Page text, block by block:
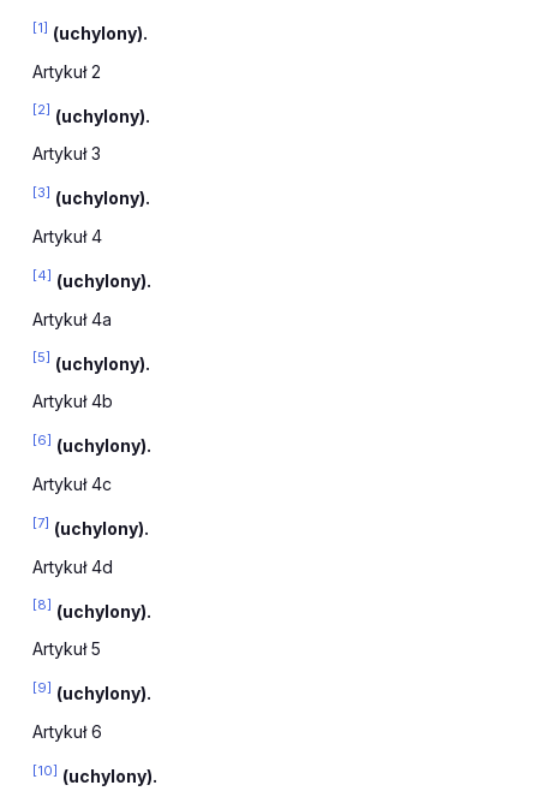
[1] (uchylony).
Artykuł 2
[2] (uchylony).
Artykuł 3
[3] (uchylony).
Artykuł 4
[4] (uchylony).
Artykuł 4a
[5] (uchylony).
Artykuł 4b
[6] (uchylony).
Artykuł 4c
[7] (uchylony).
Artykuł 4d
[8] (uchylony).
Artykuł 5
[9] (uchylony).
Artykuł 6
[10] (uchylony).